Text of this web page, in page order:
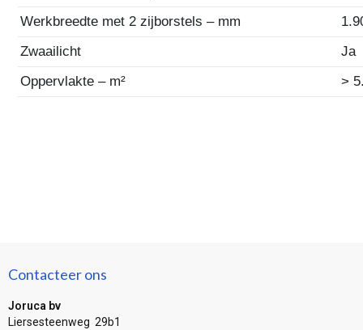
Werkbreedte met 2 zijborstels – mm
Zwaailicht
Ja
Oppervlakte – m²
>
Contacteer ons
Joruca bv
Liersesteenweg 29b1